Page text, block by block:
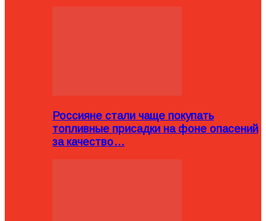
Россияне стали чаще покупать
топливные присадки на фоне опасений
за качество…